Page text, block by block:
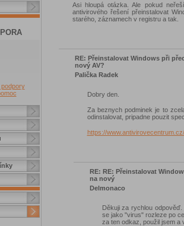
Asi hloupá otázka. Ale pokud
antivirového řešení přeinstalovat
starého, záznamech v registru a tak.
RE: Přeinstalovat Windows při
nový AV?
Palička Radek
Dobry den.
Za beznych podminek je to
odinstalovat, pripadne pouzit
https://
RE: RE: Přeinstalovat
na nový
Delmonaco
Děkuji za rychlou
se jako "virus" rozleze po
za ten odkaz, použil jsem a